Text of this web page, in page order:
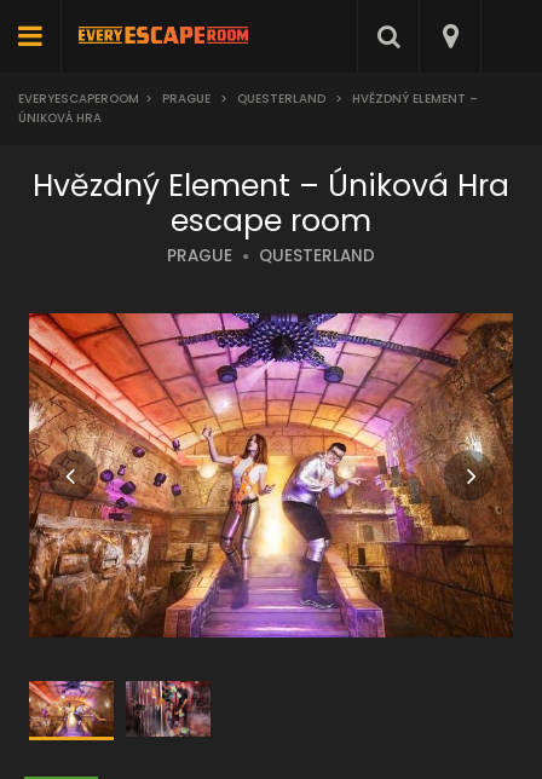
EVERYESCAPEROOM > PRAGUE > QUESTERLAND >
HVĚZDNÝ ELEMENT –
ÚNIKOVÁ HRA
Hvězdný Element – Úniková Hra
escape room
PRAGUE QUESTERLAND